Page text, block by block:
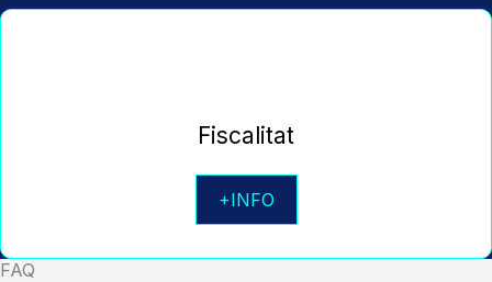
Fiscalitat
+INFO
FAQ